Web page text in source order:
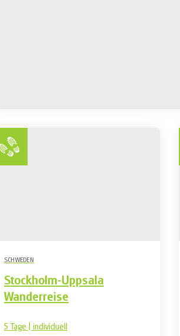
SCHWEDEN
Stockholm-Uppsala
Wanderreise
5 Tage | individuell